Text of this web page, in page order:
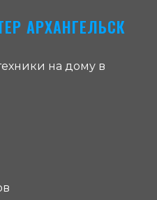
АРХАНГЕЛЬСК
на дому в